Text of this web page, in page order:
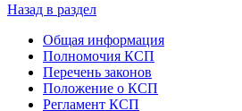
Назад в раздел
Общая информация
Полномочия КСП
Перечень законов
Положение о КСП
Регламент КСП